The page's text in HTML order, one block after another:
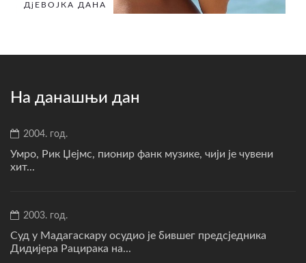
ДјЕВОЈКА ДАНА
На данашњи дан
2004. год.
Умро, Рик Џејмс, пионир фанк музике, чији је чувени
хит...
2003. год.
Суд у Мадагаскару осудио је бившег предсједника
Дидијера Рацирака на...